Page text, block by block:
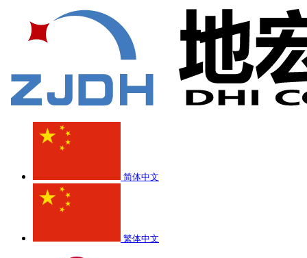
简体中文
繁体中文